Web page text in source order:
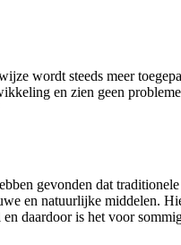
wordt steeds meer
en zien geen
gevonden dat
en natuurlijke middelen.
daardoor is het voor